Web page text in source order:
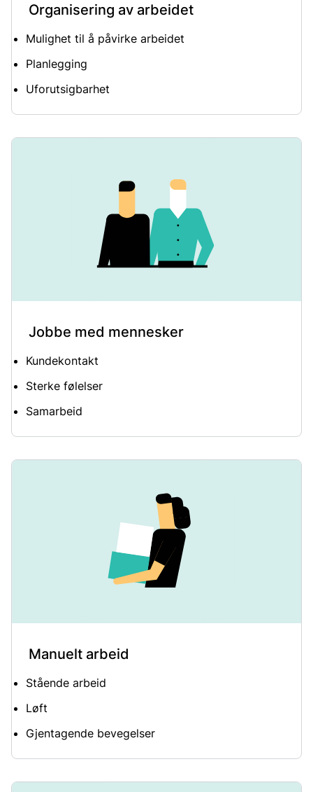
Organisering av arbeidet
Mulighet til å påvirke arbeidet
Planlegging
Uforutsigbarhet
Jobbe med mennesker
Kundekontakt
Sterke følelser
Samarbeid
Manuelt arbeid
Stående arbeid
Løft
Gjentagende bevegelser